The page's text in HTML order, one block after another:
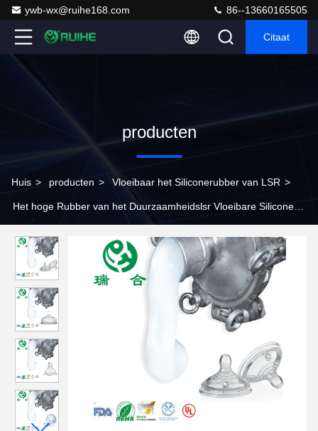
ywb-wx@ruihe168.com 86--13660165505
Citaat
producten
Huis > producten > Vloeibaar het Siliconerubber van LSR >
Het hoge Rubber van het Duurzaamheidslsr Vloeibare Silicone